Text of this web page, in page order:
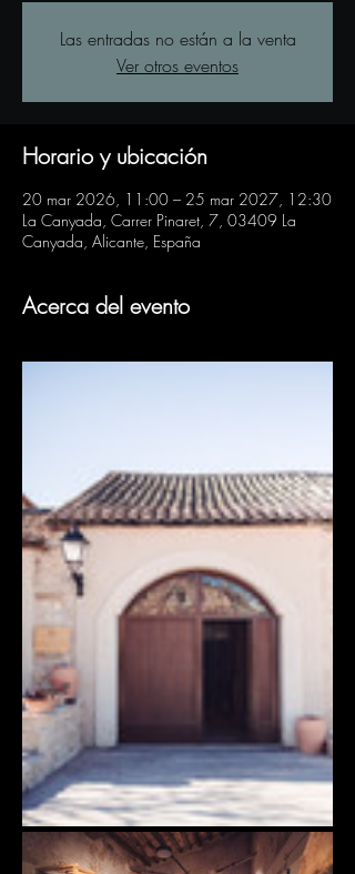
Las entradas no están a la venta
Ver otros eventos
Horario y ubicación
20 mar 2026, 11:00 – 25 mar 2027, 12:30
La Canyada, Carrer Pinaret, 7, 03409 La
Canyada, Alicante, España
Acerca del evento